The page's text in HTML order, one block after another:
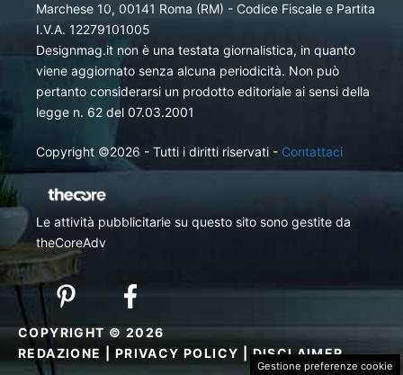
Marchese 10, 00141 Roma (RM) - Codice Fiscale e Partita
I.V.A. 12279101005
Designmag.it non è una testata giornalistica, in quanto
viene aggiornato senza alcuna periodicità. Non può
pertanto considerarsi un prodotto editoriale ai sensi della
legge n. 62 del 07.03.2001
Copyright ©2026 - Tutti i diritti riservati - Contattaci
Le attività pubblicitarie su questo sito sono gestite da
theCoreAdv
COPYRIGHT © 2026
REDAZIONE
PRIVACY POLICY |DISCLAIMER
Gestione preferenze cookie